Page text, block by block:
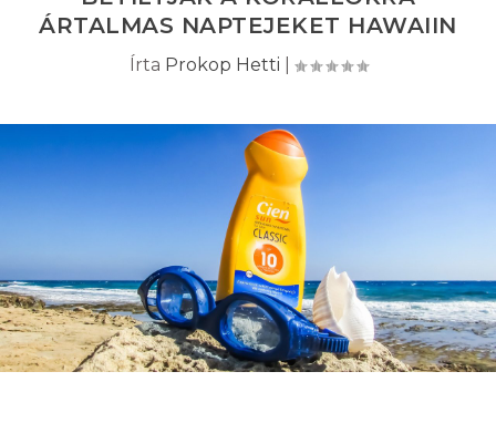
ÁRTALMAS NAPTEJEKET HAWAIIN
Írta Prokop Hetti